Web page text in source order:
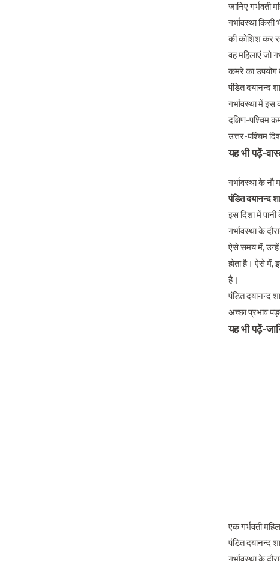
जानिए गर्भवती
गर्भावस्था
की कोशिश कर
वह महिलाएं जो
कमरे का उपयोग
पंडित दयानन्द
गर्भावस्था में
दक्षिण-पश्चिम
उत्तर-पश्चिम
यह भी पढ़ें-
गर्भावस्था के नौ
पंडित दयानन्द
इस दिशा में
गर्भावस्था के
ऐसे समय में, उन्हें
होता है। ऐसे में,
है।
पंडित दयानन्द
अच्छा प्रभाव
यह भी पढ़ें-
एक गर्भवती
पंडित दयानन्द